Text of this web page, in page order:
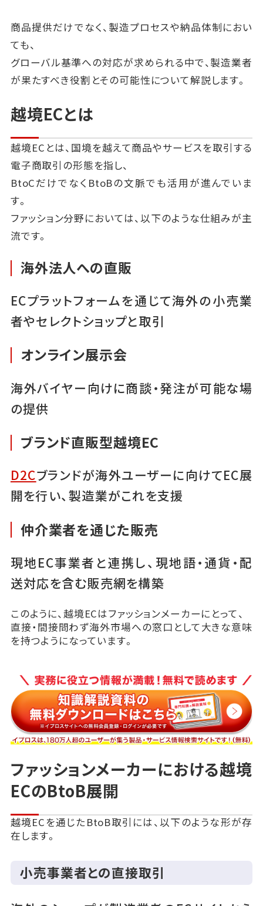
商品提供だけでなく、製造プロセスや納品体制におい
ても、
グローバル基準への対応が求められる中で、製造業者
が果たすべき役割とその可能性について解説します。
越境ECとは
越境ECとは、国境を越えて商品やサービスを取引する
電子商取引の形態を指し、
BtoCだけでなくBtoBの文脈でも活用が進んでいま
す。
ファッション分野においては、以下のような仕組みが主
流です。
海外法人への直販
ECプラットフォームを通じて海外の小売業
者やセレクトショップと取引
オンライン展示会
海外バイヤー向けに商談・発注が可能な場
の提供
ブランド直販型越境EC
D2Cブランドが海外ユーザーに向けてEC展
開を行い、製造業がこれを支援
仲介業者を通じた販売
現地EC事業者と連携し、現地語・通貨・配
送対応を含む販売網を構築
このように、越境ECはファッションメーカーにとって、
直接・間接問わず海外市場への窓口として大きな意味
を持つようになっています。
ファッションメーカーにおける越境
ECのBtoB展開
越境ECを通じたBtoB取引には、以下のような形が存
在します。
小売事業者との直接取引